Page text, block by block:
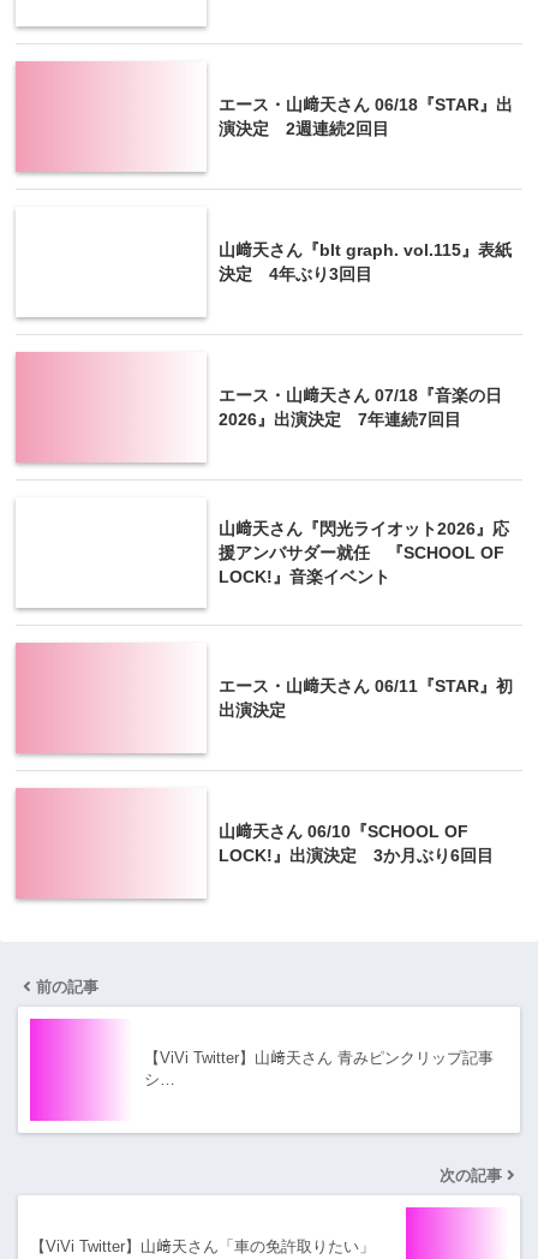
エース・山﨑天さん 06/18『STAR』出
演決定 2週連続2回目
山﨑天さん『blt graph. vol.115』表紙
決定 4年ぶり3回目
エース・山﨑天さん 07/18『音楽の日
2026』出演決定 7年連続7回目
山﨑天さん『閃光ライオット2026』応
援アンバサダー就任 『SCHOOL OF
LOCK!』音楽イベント
エース・山﨑天さん 06/11『STAR』初
出演決定
山﨑天さん 06/10『SCHOOL OF
LOCK!』出演決定 3か月ぶり6回目
前の記事
【ViVi Twitter】山﨑天さん 青みピンクリップ記事
シ…
次の記事
【ViVi Twitter】山﨑天さん「車の免許取りたい」